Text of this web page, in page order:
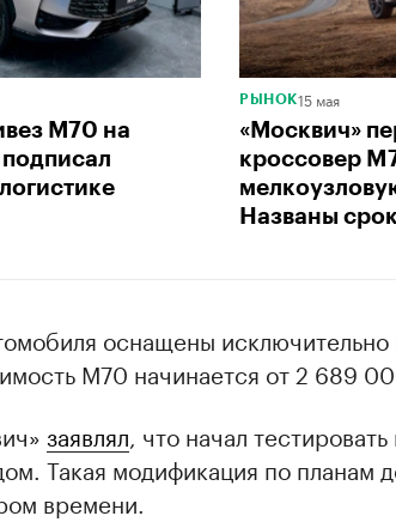
М70 на
РЫНОК15 мая
«Москвич»
кроссовер
Названы
оснащены
М70 начинается от 2 689
заявлял, что начал
Такая модификация по планам
времени.